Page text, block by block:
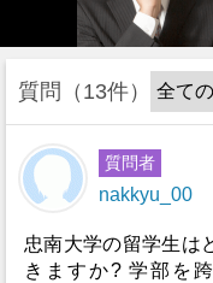
質問 13件
質問者
nakkyu_00
忠南大学の留学生は
きますか? 学部を